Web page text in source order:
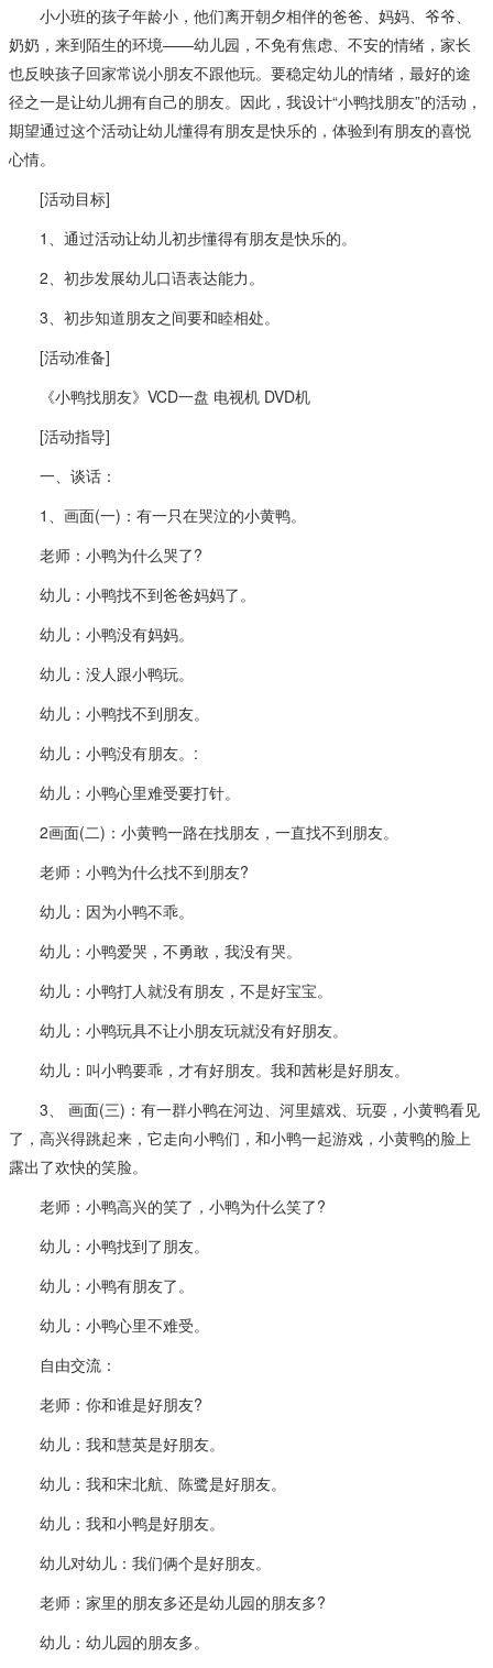
小小班的孩子年龄小，他们离开朝夕相伴的爸爸、妈妈、爷爷、
奶奶，来到陌生的环境——幼儿园，不免有焦虑、不安的情绪，家长
也反映孩子回家常说小朋友不跟他玩。要稳定幼儿的情绪，最好的途
径之一是让幼儿拥有自己的朋友。因此，我设计“小鸭找朋友”的活动，
期望通过这个活动让幼儿懂得有朋友是快乐的，体验到有朋友的喜悦
心情。
[活动目标]
1、通过活动让幼儿初步懂得有朋友是快乐的。
2、初步发展幼儿口语表达能力。
3、初步知道朋友之间要和睦相处。
[活动准备]
《小鸭找朋友》VCD一盘 电视机 DVD机
[活动指导]
一、谈话：
1、画面(一)：有一只在哭泣的小黄鸭。
老师：小鸭为什么哭了?
幼儿：小鸭找不到爸爸妈妈了。
幼儿：小鸭没有妈妈。
幼儿：没人跟小鸭玩。
幼儿：小鸭找不到朋友。
幼儿：小鸭没有朋友。:
幼儿：小鸭心里难受要打针。
2画面(二)：小黄鸭一路在找朋友，一直找不到朋友。
老师：小鸭为什么找不到朋友?
幼儿：因为小鸭不乖。
幼儿：小鸭爱哭，不勇敢，我没有哭。
幼儿：小鸭打人就没有朋友，不是好宝宝。
幼儿：小鸭玩具不让小朋友玩就没有好朋友。
幼儿：叫小鸭要乖，才有好朋友。我和茜彬是好朋友。
3、 画面(三)：有一群小鸭在河边、河里嬉戏、玩耍，小黄鸭看见
了，高兴得跳起来，它走向小鸭们，和小鸭一起游戏，小黄鸭的脸上
露出了欢快的笑脸。
老师：小鸭高兴的笑了，小鸭为什么笑了?
幼儿：小鸭找到了朋友。
幼儿：小鸭有朋友了。
幼儿：小鸭心里不难受。
自由交流：
老师：你和谁是好朋友?
幼儿：我和慧英是好朋友。
幼儿：我和宋北航、陈鹭是好朋友。
幼儿：我和小鸭是好朋友。
幼儿对幼儿：我们俩个是好朋友。
老师：家里的朋友多还是幼儿园的朋友多?
幼儿：幼儿园的朋友多。